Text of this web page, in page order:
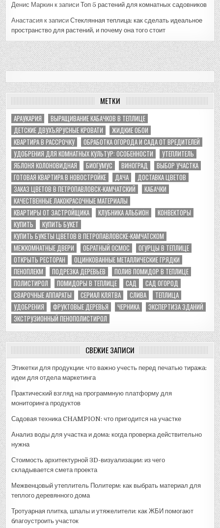
Денис Маркин к записиТоп 5 растений для комнатных садовников
Анастасия к записиСтеклянная теплица: как сделать идеальное
пространство для растений, и почему она того стоит
МЕТКИ
АРАУКАРИЯ
ВЫРАЩИВАНИЕ КАБАЧКОВ В ТЕПЛИЦЕ
ДЕТСКИЕ ДВУХЪЯРУСНЫЕ КРОВАТИ
ЖИДКИЕ ОБОИ
КВАРТИРА В РАССРОЧКУ
ОБРАБОТКА ОГОРОДА И САДА ОТ ВРЕДИТЕЛЕЙ
УДОБРЕНИЯ ДЛЯ КОМНАТНЫХ КУЛЬТУР: ОСОБЕННОСТИ
УТЕПЛИТЕЛЬ
ЯБЛОНЯ КОЛОНОВИДНАЯ
БИОГУМУС ВИНОГРАД
ВЫБОР УЧАСТКА
ГОТОВАЯ КВАРТИРА В НОВОСТРОЙКЕ
ДАЧА
ДОСТАВКА ЦВЕТОВ
ЗАКАЗ ЦВЕТОВ В ПЕТРОПАВЛОВСК-КАМЧАТСКИЙ
КАБАЧКИ
КАЧЕСТВЕННЫЕ ЛАКОКРАСОЧНЫЕ МАТЕРИАЛЫ
КВАРТИРЫ ОТ ЗАСТРОЙЩИКА
КЛУБНИКА АЛЬБИОН
КОНВЕКТОРЫ
КУПИТЬ
КУПИТЬ БУКЕТ
КУПИТЬ БУКЕТЫ ЦВЕТОВ В ПЕТРОПАВЛОВСКЕ-КАМЧАТСКОМ
МЕЖКОМНАТНЫЕ ДВЕРИ
ОБРАТНЫЙ ОСМОС
ОГУРЦЫ В ТЕПЛИЦЕ
ОТКРЫТЬ РЕСТОРАН
ОЦИНКОВАННЫЕ МЕТАЛЛИЧЕСКИЕ ГРЯДКИ
ПЕНОПЛЕКМ
ПОДРЕЗКА ДЕРЕВЬЕВ
ПОЛИВ ПОМИДОР В ТЕПЛИЦЕ
ПОЛИСТИРОЛ
ПОМИДОРЫ В ТЕПЛИЦЕ САД
САД ОГОРОД
СВАРОЧНЫЕ АППАРАТЫ
СЕРИАЛ КЛЯТВА СЛИВА
ТЕПЛИЦА
УДОБРЕНИЯ
ФРУКТОВЫЕ ДЕРЕВЬЯ ЧЕРНИКА
ЭКСПЕРТИЗА ЗДАНИЙ
ЭКСТРУЗИОННЫЙ ПЕНОПОЛИСТИРОЛ
СВЕЖИЕ ЗАПИСИ
Этикетки для продукции: что важно учесть перед печатью тиража:
идеи для отдела маркетинга
Практический взгляд на программную платформу для
мониторинга продуктов
Садовая техника CHAMPION: что пригодится на участке
Анализ воды для участка и дома: когда проверка действительно
нужна
Стоимость архитектурной 3D-визуализации: из чего
складывается смета проекта
Межвенцовый утеплитель Политерм: как выбрать материал для
теплого деревянного дома
Тротуарная плитка, шпалы и утяжелители: как ЖБИ помогают
благоустроить участок